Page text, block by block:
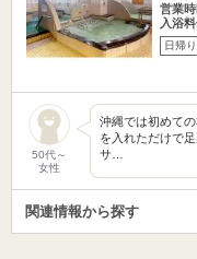
営業
入浴
日帰り
50代～
女性
沖縄では初めて
を入れただけで
サ…
関連情報から探す